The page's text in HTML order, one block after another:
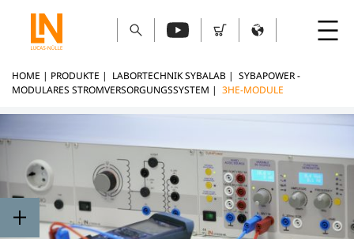
HOME | PRODUKTE | LABORTECHNIK SYBALAB | SYBAPOWER -
MODULARES STROMVERSORGUNGSSYSTEM | 3HE-MODULE